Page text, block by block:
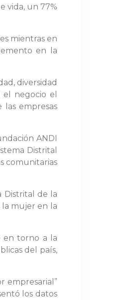
vida, un 77%
mientras en
en la
diversidad
negocio el
las empresas
ANDI
Distrital
comunitarias
Distrital de la
la mujer en la
en torno a la
del país,
empresarial”
los datos